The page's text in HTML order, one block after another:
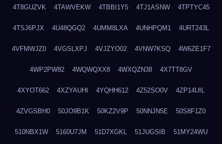
4T8GUZVK 4TAWVEKW 4TBBI1Y5 4TJ1ASNW 4TPTYC45
4TSJ6PJX 4U48QGQ2 4UMM8LXA 4UNHPQM1 4URT243L
4VFMWJZ0 4VGSLXPJ 4VJZYO02 4VNW7KSQ 4W6ZE1F7
4WP2PW82 4WQWQXX8 4WXQZN38 4X7TT8GV
4XYOT662 4XZYAUHI 4YQHH612 4Z52SO0V 4ZP14UIL
4ZVGSBH0 50JO9B1K 50KZ2V9P 50NNJN5E 50S8F1Z0
510NBX1W 5160U7JM 51D7XGKL 51JUGSIB 51MY24WU